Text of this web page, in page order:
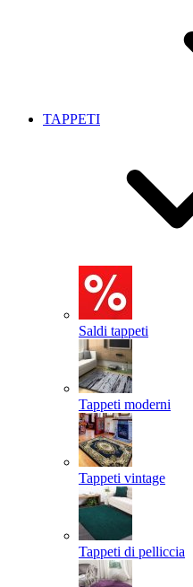
TAPPETI
Saldi tappeti
Tappeti moderni
Tappeti vintage
Tappeti di pelliccia